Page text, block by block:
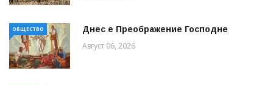
ОБЩЕСТВО Днес е Преображение Господне
Август 06, 2026